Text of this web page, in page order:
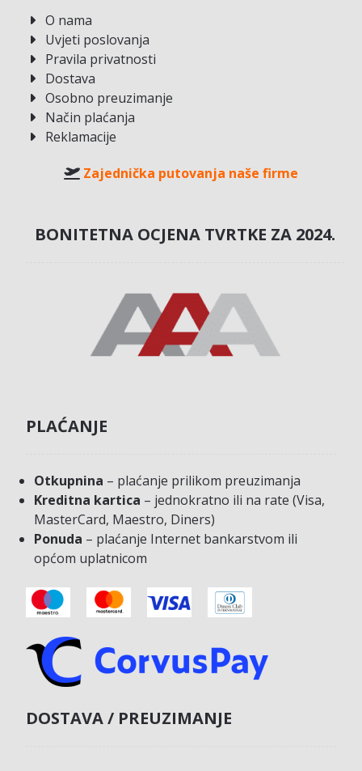
O nama
Uvjeti poslovanja
Pravila privatnosti
Dostava
Osobno preuzimanje
Način plaćanja
Reklamacije
Zajednička putovanja naše firme
BONITETNA OCJENA TVRTKE ZA 2024.
PLAĆANJE
Otkupnina – plaćanje prilikom preuzimanja
Kreditna kartica – jednokratno ili na rate (Visa,
MasterCard, Maestro, Diners)
Ponuda – plaćanje Internet bankarstvom ili
općom uplatnicom
DOSTAVA / PREUZIMANJE